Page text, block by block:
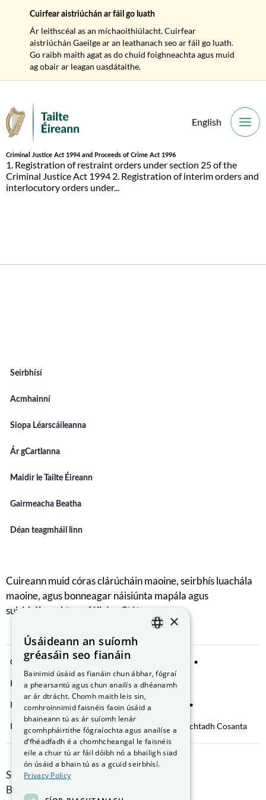
English
Criminal Justice Act 1994 and Proceeds of Crime Act 1996
1. Registration of restraint orders under section 25 of the
Criminal Justice Act 1994 2. Registration of interim orders and
interlocutory orders under...
Seirbhísí
Acmhainní
Siopa Léarscáileanna
Ár gCartlanna
Maidir le Tailte Éireann
Gairmeacha Beatha
Déan teagmháil linn
Cuireann muid córas clárúcháin maoine, seirbhís luachála
maoine, agus bonneagar náisiúnta mapála agus
suirbhéireachta ar fáil don Stát.
Comhroinnt Sonraí Fógra Príobháideachta
Fianáin a bhainistiú Saoráil Faisnéise
Ráiteas Inrochtaineachta Brústocaireacht
Rochtain ar Fhaisnéis faoin gComhshaol Nochtadh Cosanta
Smithfield Hall, Margadh na Feirme,
Baile Átha Cliath 7, D07 AEF4
Cuirfear aistriúchán ar fáil go luath
Ár leithscéal as an míchaoithiúlacht. Cuirfear
aistriúchán Gaeilge ar an leathanach seo ar fáil go luath.
Go raibh maith agat as do chuid foighneachta agus muid
ag obair ar leagan uasdátaithe.
×
Úsáideann an suíomh
gréasáin seo fianáin
Bainimid úsáid as fianáin chun ábhar, fógraí
a phearsantú agus chun anailís a dhéanamh
ar ár dtrácht. Chomh maith leis sin,
comhroinnimid faisnéis faoin úsáid a
bhaineann tú as ár suíomh lenár
gcomhpháirtithe fógraíochta agus anailíse a
d’fhéadfadh é a chomhcheangal le faisnéis
eile a chuir tú ar fáil dóibh nó a bhailigh siad
ón úsáid a bhain tú as a gcuid seirbhísí.
Privacy Policy